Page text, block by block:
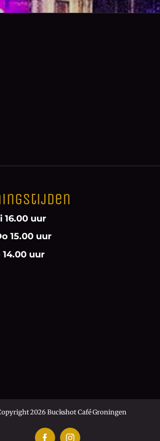
16.00 uur
15.00 uur
14.00 uur
2026 Buckshot Café Groningen